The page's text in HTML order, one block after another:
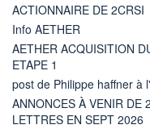
ACTIONNAIRE DE 2CRSI
Info AETHER
AETHER ACQUISITION
ETAPE 1
post de Philippe haffner à
ANNONCES À VENIR DE
LETTRES EN SEPT 2026